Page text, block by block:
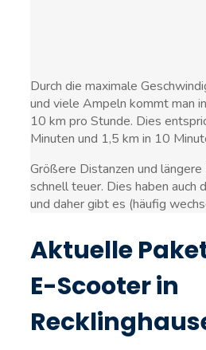
Durch die maximale
und viele Ampeln kommt man
10 km pro Stunde. Dies
Minuten und 1,5 km in 10
Größere Distanzen und
schnell teuer. Dies haben auch
und daher gibt es (häufig
Aktuelle
E-Scooter in